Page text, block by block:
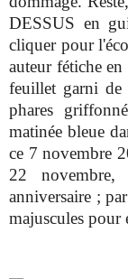
DESSUS en
cliquer pour
auteur fétiche
feuillet garni de
phares
matinée bleue
ce 7 novembre
22
anniversaire ;
majuscules pour